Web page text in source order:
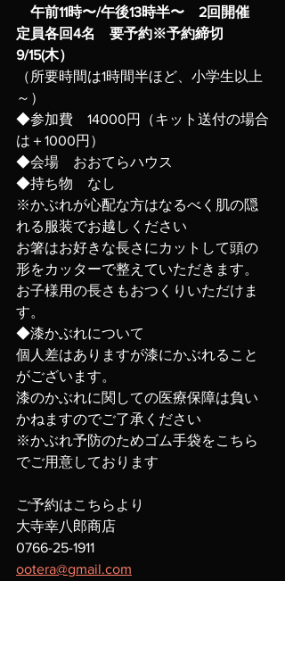
午前11時〜/午後13時半〜　2回開催
定員各回4名　要予約※予約締切
9/15(木）
（所要時間は1時間半ほど、小学生以上
～）
◆参加費　14000円（キット送付の場合
は＋1000円）
◆会場　おおてらハウス
◆持ち物　なし
※かぶれが心配な方はなるべく肌の隠
れる服装でお越しください
お箸はお好きな長さにカットして頭の
形をカッターで整えていただきます。
お子様用の長さもおつくりいただけま
す。
◆漆かぶれについて
個人差はありますが漆にかぶれること
がございます。
漆のかぶれに関しての医療保障は負い
かねますのでご了承ください
※かぶれ予防のためゴム手袋をこちら
でご用意しております
ご予約はこちらより
大寺幸八郎商店
0766-25-1911
ootera@gmail.com